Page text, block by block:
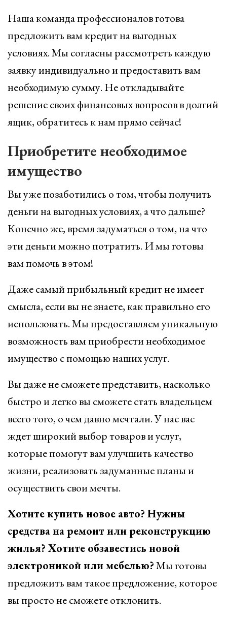
Наша команда профессионалов готова
предложить вам кредит на выгодных
условиях. Мы согласны рассмотреть каждую
заявку индивидуально и предоставить вам
необходимую сумму. Не откладывайте
решение своих финансовых вопросов в долгий
ящик, обратитесь к нам прямо сейчас!
Приобретите необходимое
имущество
Вы уже позаботились о том, чтобы получить
деньги на выгодных условиях, а что дальше?
Конечно же, время задуматься о том, на что
эти деньги можно потратить. И мы готовы
вам помочь в этом!
Даже самый прибыльный кредит не имеет
смысла, если вы не знаете, как правильно его
использовать. Мы предоставляем уникальную
возможность вам приобрести необходимое
имущество с помощью наших услуг.
Вы даже не сможете представить, насколько
быстро и легко вы сможете стать владельцем
всего того, о чем давно мечтали. У нас вас
ждет широкий выбор товаров и услуг,
которые помогут вам улучшить качество
жизни, реализовать задуманные планы и
осуществить свои мечты.
Хотите купить новое авто? Нужны
средства на ремонт или реконструкцию
жилья? Хотите обзавестись новой
электроникой или мебелью?Мы готовы
предложить вам такое предложение, которое
вы просто не сможете отклонить.